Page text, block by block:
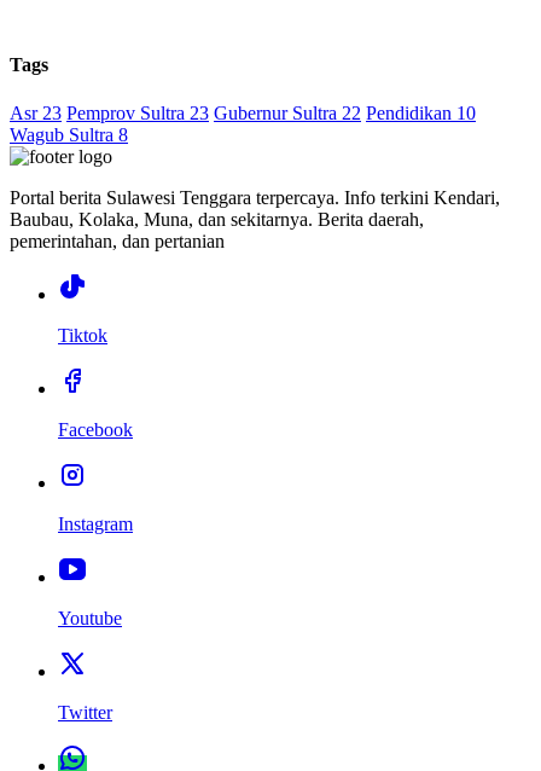
Tags
Asr 23 Pemprov Sultra 23 Gubernur Sultra 22 Pendidikan 10
Wagub Sultra 8
Portal berita Sulawesi Tenggara terpercaya. Info terkini Kendari,
Baubau, Kolaka, Muna, dan sekitarnya. Berita daerah,
pemerintahan, dan pertanian
Tiktok
Facebook
Instagram
Youtube
Twitter